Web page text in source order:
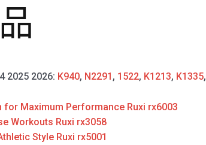
2025 2026: K940, N2291 , 1522, K1213, K1335,
for Maximum Performance Ruxi rx6003
Workouts Ruxi rx3058
Style Ruxi rx5001